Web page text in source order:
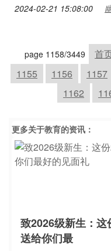
2024-02-21 15:08:00
page 1158/3449 首
1155
1156 1157
1162
更多关于教育的资讯：
致2026级新生：
送给你们最